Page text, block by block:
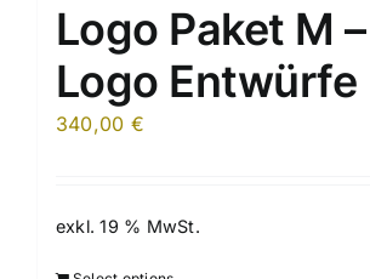
Logo Paket M
Logo Entwürfe
340,00 €
exkl. 19 % MwSt.